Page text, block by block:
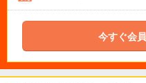
今すぐ会